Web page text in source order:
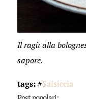
Il ragù alla
sapore.
tags:#Salsiccia